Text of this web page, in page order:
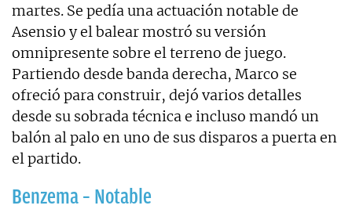
martes. Se pedía una actuación notable de
Asensio y el balear mostró su versión
omnipresente sobre el terreno de juego.
Partiendo desde banda derecha, Marco se
ofreció para construir, dejó varios detalles
desde su sobrada técnica e incluso mandó un
balón al palo en uno de sus disparos a puerta en
el partido.
Benzema – Notable